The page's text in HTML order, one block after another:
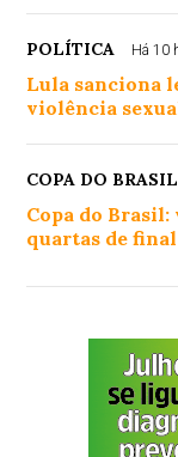
POLÍTICA Há 10
Lula sanciona
violência
COPA DO BRASIL
Copa do Brasil:
quartas de final